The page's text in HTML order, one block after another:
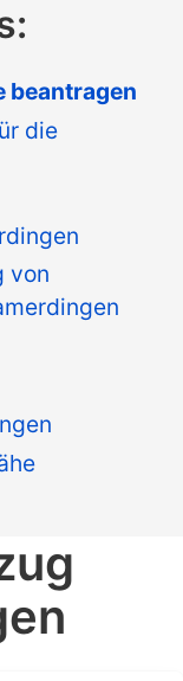
beantragen
die
von